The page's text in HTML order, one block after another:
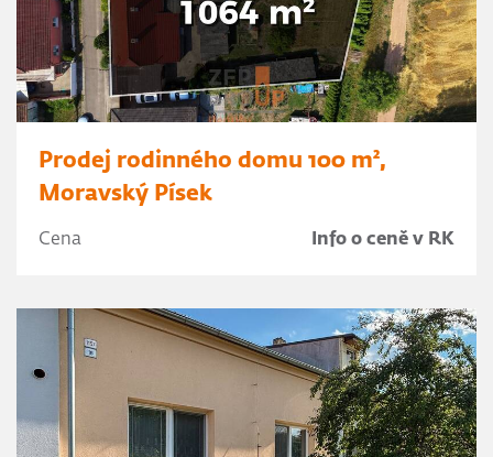
Prodej rodinného domu 100 m²,
Moravský Písek
Cena Info o ceně v RK